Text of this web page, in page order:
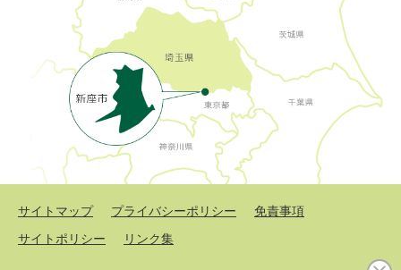
サイトマップ プライバシーポリシー
免責事項
サイトポリシー
リンク集